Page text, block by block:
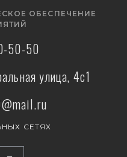
ОБЕСПЕЧЕНИЕ
50-50
улица, 4с1
СЕТЯХ